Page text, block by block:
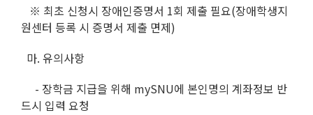
※ 최초 신청시 장애인증명서 1회 제출 필요(장애학생지
원센터 등록 시 증명서 제출 면제)
마. 유의사항
- 장학금 지급을 위해 mySNU에 본인명의 계좌정보 반
드시 입력 요청